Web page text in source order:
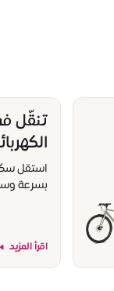
تنقّل
استقل
بسرعة
اقرأ المزيد